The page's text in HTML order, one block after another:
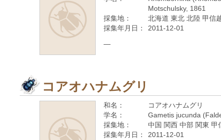
Motschulsky, 1861
採集地：
北海道 東北 北陸 甲信
採集年月日：
2011-12-01
—
コアオハナムグリ
和名：
コアオハナムグリ
学名：
Gametis jucunda
採集地：
中国 関西 中部 関東
採集年月日：
2011-12-01